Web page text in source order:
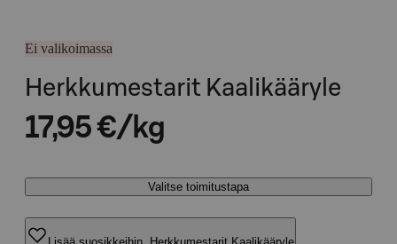
Ei valikoimassa
Herkkumestarit Kaalikääryle
17,95 €/kg
Valitse toimitustapa
Lisää suosikkeihin, Herkkumestarit Kaalikääryle